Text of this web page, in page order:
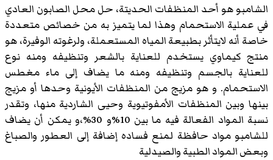
الشامبو هو أحد المنظفات الحديتة، حل محل الصابون العادي
في عملية الاستحمام وهذا لما يتميز به من خصائص متعددة
خاصة أنه لايتأثر بطبيعة المياه المستعملة، ولرغوته الوفيرة، هو
منتج كيماوي يستخدم للعناية بالشعر وتنظيفه ومنه نوع
للعناية بالجسم وتنظيفه ومنه ما يضاف إلى ماء مغطس
الاستحمام. و هو مزيج من المنظفات الأيونية وحدها أو مزيج
بينها وبين المنظفات الأمفوتيوية وحيى الشاردية منها، وتقدر
نسبة المواد الفعالة فيه ما بين 10%و 30%،و يمكن أن يضاف
للشامبو مواد حافظة لمنع فساده إضافة إلى العطور والصباغ
وبعض المواد الطبية والصيدلية